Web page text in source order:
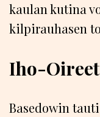
kaulan kutina
kilpirauhasen
Iho-
Basedowin